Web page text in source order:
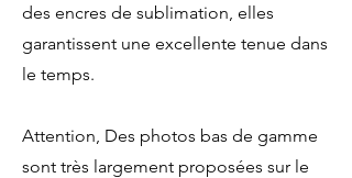
des encres de sublimation, elles
garantissent une excellente tenue dans
le temps.
Attention, Des photos bas de gamme
sont très largement proposées sur le